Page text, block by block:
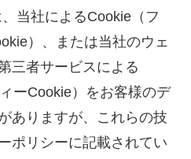
当社によるCookie（フ
）、または当社のウェ
三者サービスによる
ーCookie）をお客様のデ
ありますが、これらの技
ポリシーに記載されてい